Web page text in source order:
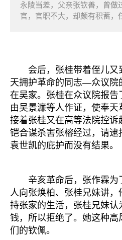
永陵当差，父亲张钦善，曾做
官，官职不大，却颇有积蓄，
会后，张桂带着侄儿又
天拥护革命的同志—众议院
在吴家。张桂在众议院报告
由吴景濂等人作证，使奉天
接着张桂又在高等法院控
铠合谋杀害张榕经过，请逮
袁世凯的庇护而没有结果。
辛亥革命后，张作霖为
人向张焕柏、张桂兄妹讲
持张家的生活，张桂兄妹认
钱，所以拒绝了。她这种
们的钦佩。